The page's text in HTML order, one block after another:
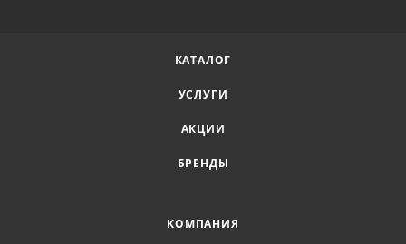
КАТАЛОГ
УСЛУГИ
АКЦИИ
БРЕНДЫ
КОМПАНИЯ